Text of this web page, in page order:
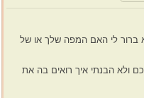
במפה אז לא ברור לי האם המפה שלך או של
ולא הבנתי איך רואים בה את